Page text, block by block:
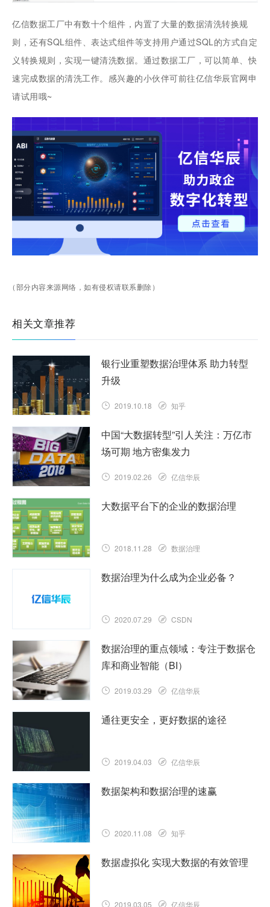
亿信数据工厂中有数十个组件，内置了大量的数据清洗转换规
则，还有SQL组件、表达式组件等支持用户通过SQL的方式自定
义转换规则，实现一键清洗数据。通过数据工厂，可以简单、快
速完成数据的清洗工作。感兴趣的小伙伴可前往亿信华辰官网申
请试用哦~
（部分内容来源网络，如有侵权请联系删除）
相关文章推荐
银行业重塑数据治理体系 助力转型
升级
2019.10.18 知乎
中国“大数据转型”引人关注：万亿市
场可期 地方密集发力
2019.02.26 亿信华辰
大数据平台下的企业的数据治理
2018.11.28 数据治理
数据治理为什么成为企业必备？
2020.07.29 CSDN
数据治理的重点领域：专注于数据仓
库和商业智能（BI）
2019.03.29 亿信华辰
通往更安全，更好数据的途径
2019.04.03 亿信华辰
数据架构和数据治理的速赢
2020.11.08 知乎
数据虚拟化 实现大数据的有效管理
2019.03.05 亿信华辰